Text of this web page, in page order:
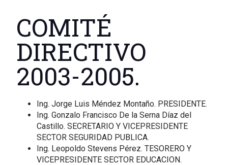
COMITÉ
DIRECTIVO
2003-2005.
Ing. Jorge Luis Méndez Montaño. PRESIDENTE.
Ing. Gonzalo Francisco De la Serna Díaz del
Castillo. SECRETARIO Y VICEPRESIDENTE
SECTOR SEGURIDAD PUBLICA.
Ing. Leopoldo Stevens Pérez. TESORERO Y
VICEPRESIDENTE SECTOR EDUCACION.